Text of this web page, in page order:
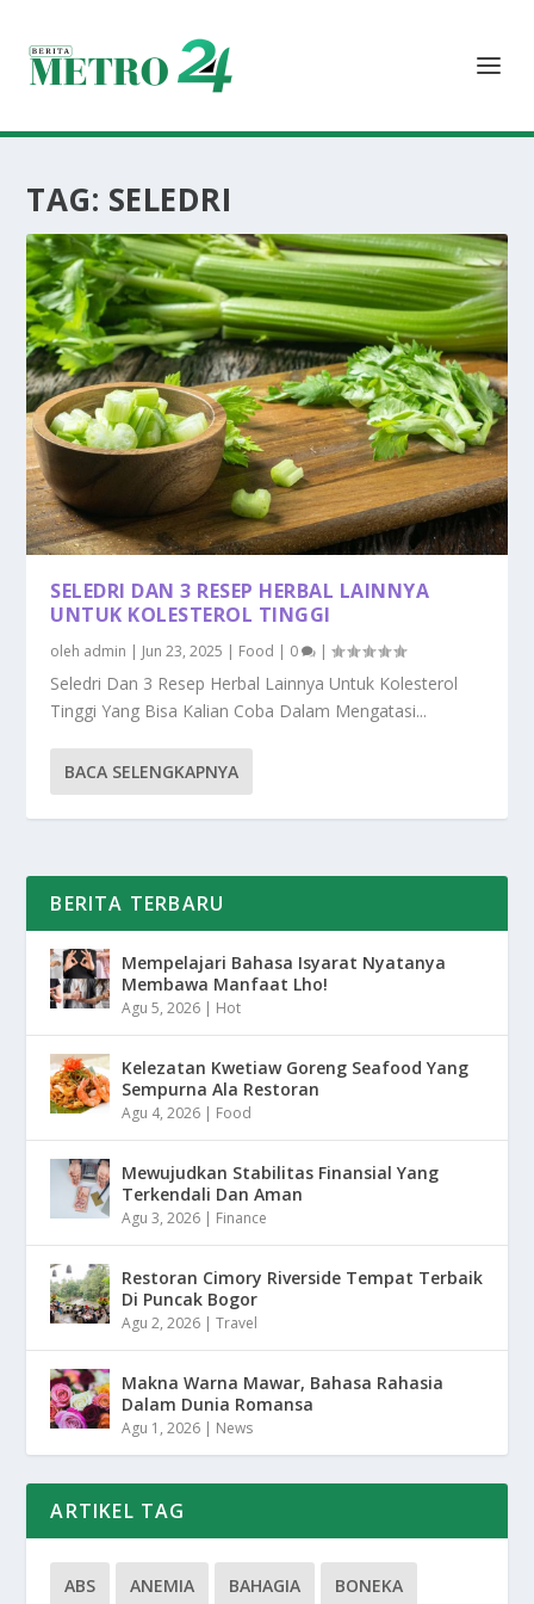
TAG: SELEDRI
SELEDRI DAN 3 RESEP HERBAL LAINNYA
UNTUK KOLESTEROL TINGGI
oleh admin | Jun 23, 2025 | Food | 0 |
Seledri Dan 3 Resep Herbal Lainnya Untuk Kolesterol
Tinggi Yang Bisa Kalian Coba Dalam Mengatasi...
BACA SELENGKAPNYA
BERITA TERBARU
Mempelajari Bahasa Isyarat Nyatanya
Membawa Manfaat Lho!
Agu 5, 2026 | Hot
Kelezatan Kwetiaw Goreng Seafood Yang
Sempurna Ala Restoran
Agu 4, 2026 | Food
Mewujudkan Stabilitas Finansial Yang
Terkendali Dan Aman
Agu 3, 2026 | Finance
Restoran Cimory Riverside Tempat Terbaik
Di Puncak Bogor
Agu 2, 2026 |Travel
Makna Warna Mawar, Bahasa Rahasia
Dalam Dunia Romansa
Agu 1, 2026 | News
ARTIKEL TAG
ABS ANEMIA BAHAGIA BONEKA